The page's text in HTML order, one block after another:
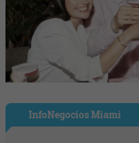
InfoNegocios Miami